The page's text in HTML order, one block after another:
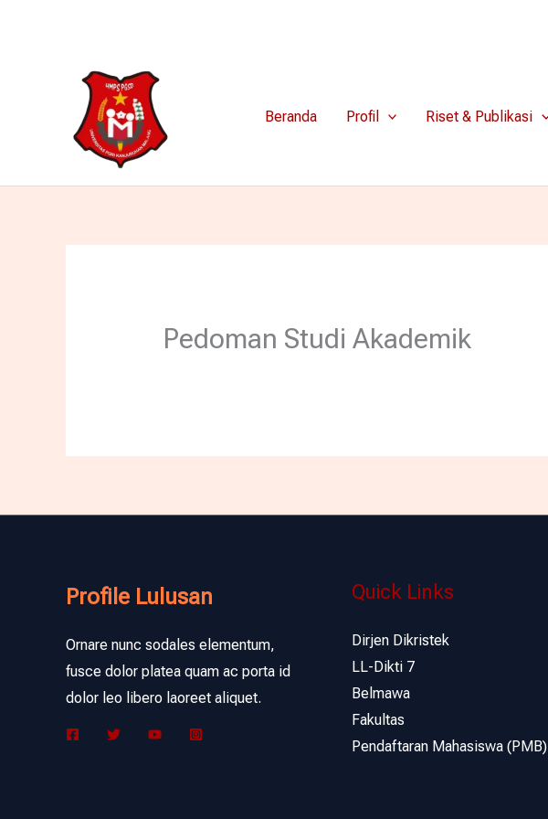
Beranda Profil Riset & Publikasi
Pedoman Studi Akademik
Profile Lulusan
Ornare nunc sodales elementum,
fusce dolor platea quam ac porta id
dolor leo libero laoreet aliquet.
Quick Links
Dirjen Dikristek
LL-Dikti 7
Belmawa
Fakultas
Pendaftaran Mahasiswa (PMB)